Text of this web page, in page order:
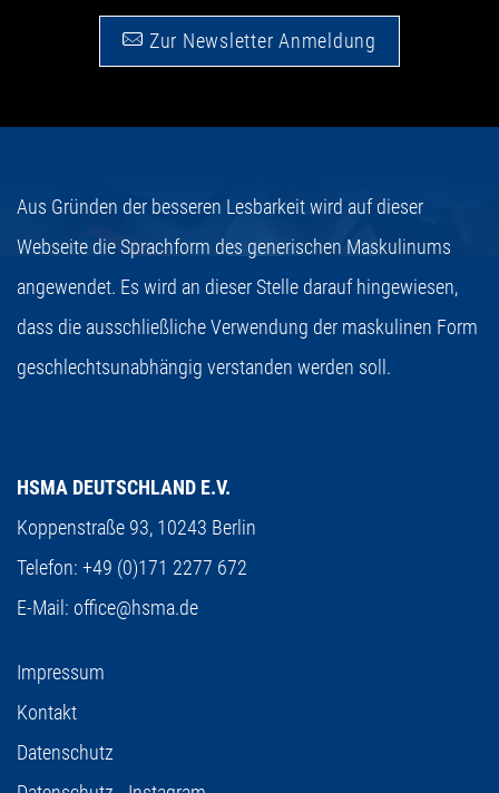
Zur Newsletter Anmeldung
Aus Gründen der besseren Lesbarkeit wird auf dieser
Webseite die Sprachform des generischen Maskulinums
angewendet. Es wird an dieser Stelle darauf hingewiesen,
dass die ausschließliche Verwendung der maskulinen Form
geschlechtsunabhängig verstanden werden soll.
HSMA DEUTSCHLAND E.V.
Koppenstraße 93, 10243 Berlin
Telefon: +49 (0)171 2277 672
E-Mail: office@hsma.de
Impressum
Kontakt
Datenschutz